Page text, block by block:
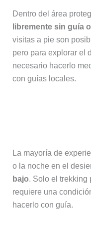
Dentro del área
libremente sin guía
visitas a pie son
pero para explorar el
necesario hacerlo
con guías locales.
La mayoría de
o la noche en el
bajo. Solo el trekking
requiere una
hacerlo con guía.